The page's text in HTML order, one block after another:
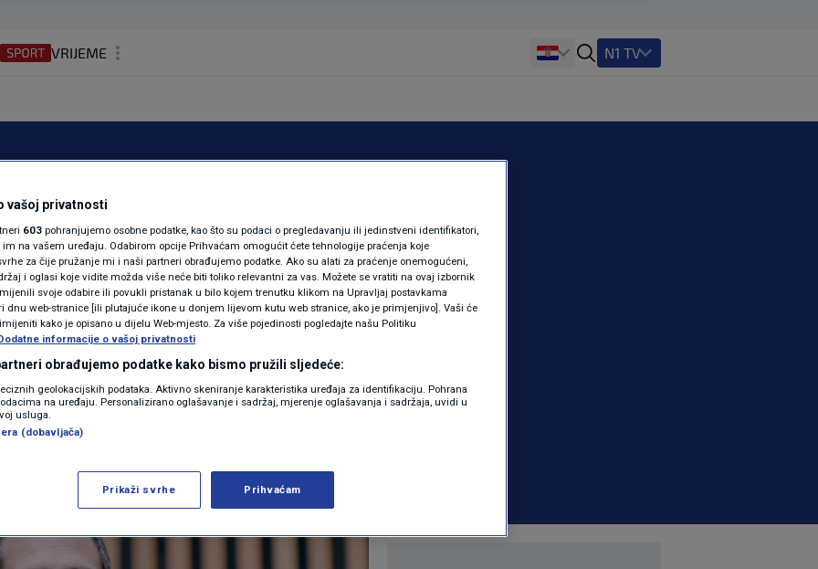
VRIJEME
REGIJA
MAGAZIN
KOLUMNE
N1(DIS)INFO
KLIMATSKE PROMJENE
FOTO
VIDEO
N1 TV
izmjene
injekcija
| 0 komentara
Više
vašoj privatnosti
603 pohranjujemo osobne podatke, kao što su podaci o pregledavanju ili jedinstveni identifikatori,
na vašem uređaju. Odabirom opcije Prihvaćam omogućit ćete tehnologije praćenja koje
za čije pružanje mi i naši partneri obrađujemo podatke. Ako su alati za praćenje onemogućeni,
i oglasi koje vidite možda više neće biti toliko relevantni za vas. Možete se vratiti na ovaj izbornik
svoje odabire ili povukli pristanak u bilo kojem trenutku klikom na Upravljaj postavkama
dnu web-stranice [ili plutajuće ikone u donjem lijevom kutu web stranice, ako je primjenjivo]. Vaši će
kako je opisano u dijelu Web-mjesto. Za više pojedinosti pogledajte našu Politiku
informacije o vašoj privatnosti
obrađujemo podatke kako bismo pružili sljedeće:
geolokacijskih podataka. Aktivno skeniranje karakteristika uređaja za identifikaciju. Pohrana
na uređaju. Personalizirano oglašavanje i sadržaj, mjerenje oglašavanja i sadržaja, uvidi u
usluga.
(dobavljača)
Prikaži svrhe Prihvaćam